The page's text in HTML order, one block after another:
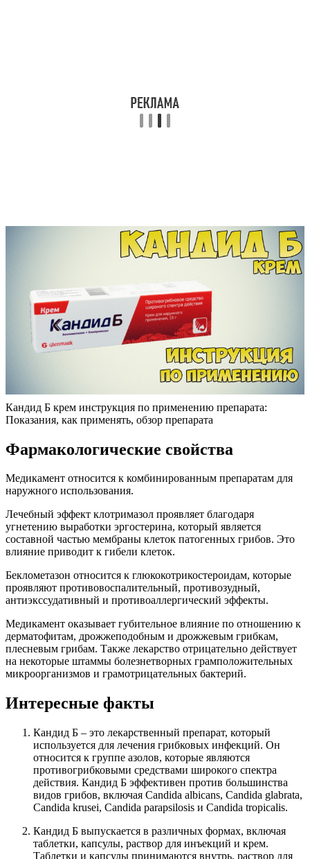
Кандид Б крем инструкция по применению препарата:
Показания, как применять, обзор препарата
Фармакологические свойства
Медикамент относится к комбинированным препаратам для
наружного использования.
Лечебный эффект клотримазол проявляет благодаря
угнетению выработки эргостерина, который является
составной частью мембраны клеток патогенных грибов. Это
влияние приводит к гибели клеток.
Беклометазон относится к глюкокотрикостероидам, которые
проявляют противовоспалительный, противозудный,
антиэкссудативный и противоаллергический эффекты.
Медикамент оказывает губительное влияние по отношению к
дерматофитам, дрожжеподобным и дрожжевым грибкам,
плесневым грибам. Также лекарство отрицательно действует
на некоторые штаммы болезнетворных грамположительных
микроорганизмов и грамотрицательных бактерий.
Интересные факты
Кандид Б – это лекарственный препарат, который
используется для лечения грибковых инфекций. Он
относится к группе азолов, которые являются
противогрибковыми средствами широкого спектра
действия. Кандид Б эффективен против большинства
видов грибов, включая Candida albicans, Candida glabrata,
Candida krusei, Candida parapsilosis и Candida tropicalis.
Кандид Б выпускается в различных формах, включая
таблетки, капсулы, раствор для инъекций и крем.
Таблетки и капсулы принимаются внутрь, раствор для